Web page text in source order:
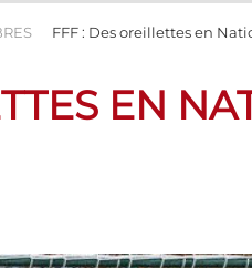
FFF : Des oreillettes en
EN